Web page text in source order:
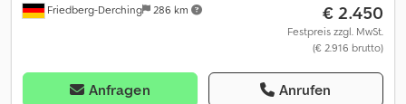
Friedberg-Derching 286 km € 2.450
Festpreis zzgl. MwSt.
(€ 2.916 brutto)
Anfragen Anrufen